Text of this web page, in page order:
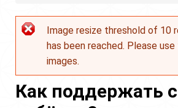
с
ь
Сообщение
ошибке
Image resize threshold of 10
has been reached. Please
images.
Как поддержать